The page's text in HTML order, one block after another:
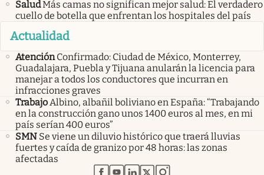
SaludMás camas no significan mejor salud: El verdadero
cuello de botella que enfrentan los hospitales del país
Actualidad
Atención Confirmado: Ciudad de México, Monterrey,
Guadalajara, Puebla y Tijuana anularán la licencia para
manejar a todos los conductores que incurran en
infracciones graves
Trabajo Albino, albañil boliviano en España: “Trabajando
en la construcción gano unos 1400 euros al mes, en mi
país serían 400 euros”
SMN Se viene un diluvio histórico que traerá lluvias
fuertes y caída de granizo por 48 horas: las zonas
afectadas
abre en nueva pestaña
abre en nueva pestaña
abre en nueva pestaña
abre en nueva pestaña
abre en nueva pestaña